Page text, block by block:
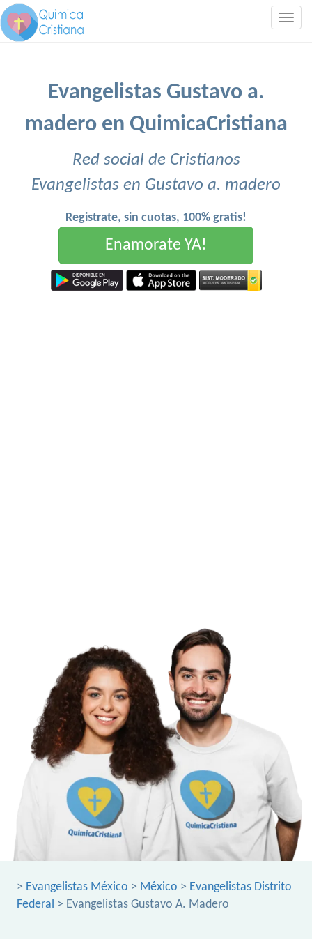
Evangelistas Gustavo a.
madero en QuimicaCristiana
Red social de Cristianos
Evangelistas en Gustavo a. madero
Registrate, sin cuotas, 100% gratis!
Enamorate YA!
> Evangelistas México > México > Evangelistas Distrito
Federal > Evangelistas Gustavo A. Madero